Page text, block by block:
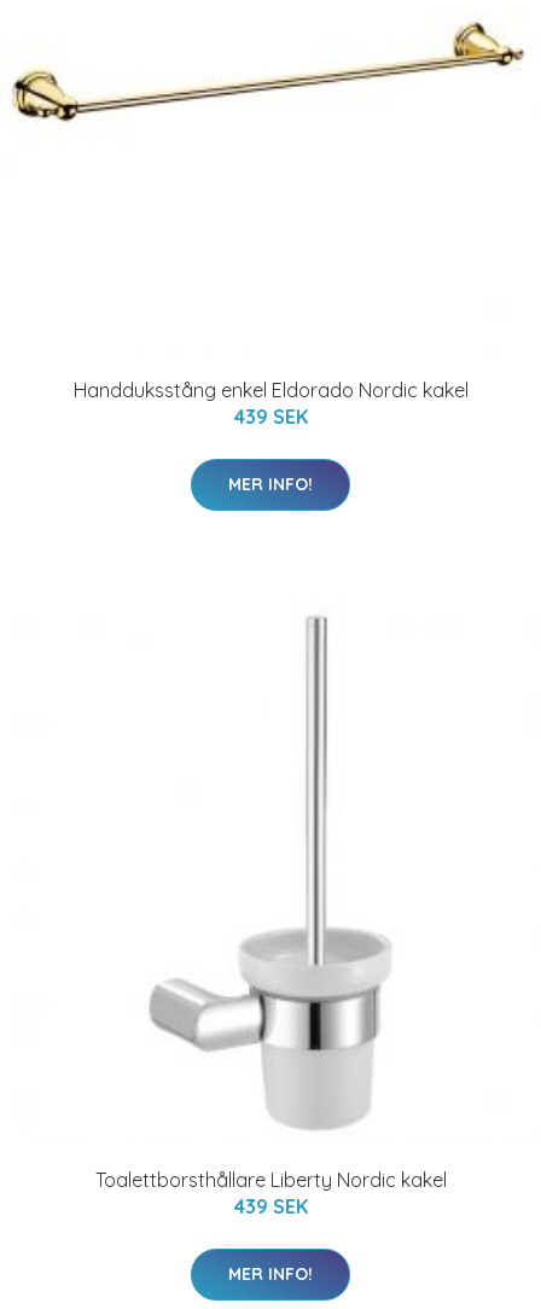
Handduksstång enkel Eldorado Nordic kakel
439 SEK
MER INFO!
Toalettborsthållare Liberty Nordic kakel
439 SEK
MER INFO!